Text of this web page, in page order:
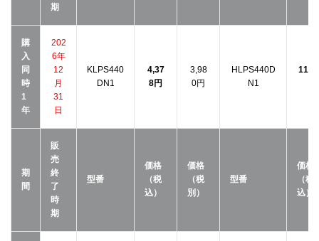
期
購
入
同
時
1
年
202
6年
12
月
31
日
KLPS440
DN1
4,37
8円
3,98
0円
HLPS440D
N1
期
間
販
売
終
了
時
期
型番
価格
（税
込）
価格
（税
別）
型番
価格
（税
込）